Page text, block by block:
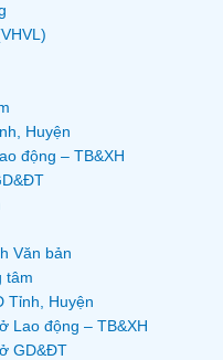
Huyện
động – TB&XH
Văn bản
tâm
Tỉnh, Huyện
Lao động – TB&XH
GD&ĐT